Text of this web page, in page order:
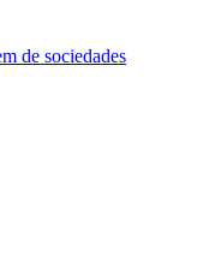
de sociedades